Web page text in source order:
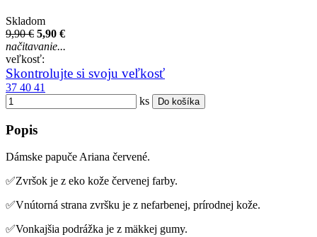
Skladom
9,90 € 5,90 €
načitavanie...
veľkosť:
Skontrolujte si svoju veľkosť
37 40 41
ks
Do košíka
Popis
Dámske papuče Ariana červené.
✅Zvršok je z eko kože červenej farby.
✅Vnútorná strana zvršku je z nefarbenej, prírodnej kože.
✅Vonkajšia podrážka je z mäkkej gumy.